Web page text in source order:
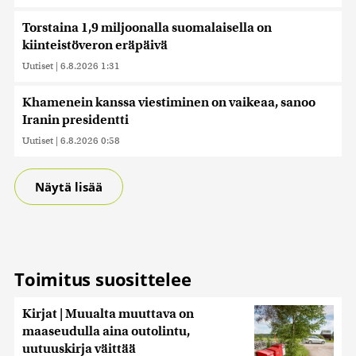
Torstaina 1,9 miljoonalla suomalaisella on
kiinteistöveron eräpäivä
Uutiset | 6.8.2026 1:31
Khamenein kanssa viestiminen on vaikeaa, sanoo
Iranin presidentti
Uutiset | 6.8.2026 0:58
Näytä lisää
Toimitus suosittelee
Kirjat | Muualta muuttava on
maaseudulla aina outolintu,
uutuuskirja väittää